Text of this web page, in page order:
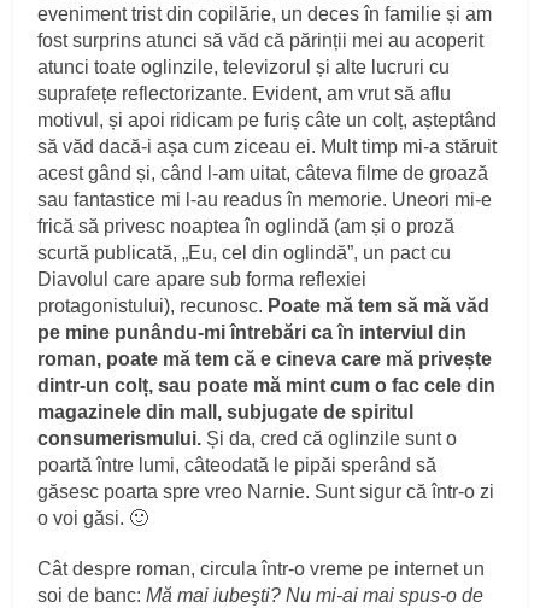
eveniment trist din copilărie, un deces în familie și am
fost surprins atunci să văd că părinții mei au acoperit
atunci toate oglinzile, televizorul și alte lucruri cu
suprafețe reflectorizante. Evident, am vrut să aflu
motivul, și apoi ridicam pe furiș câte un colț, așteptând
să văd dacă-i așa cum ziceau ei. Mult timp mi-a stăruit
acest gând și, când l-am uitat, câteva filme de groază
sau fantastice mi l-au readus în memorie. Uneori mi-e
frică să privesc noaptea în oglindă (am și o proză
scurtă publicată, „Eu, cel din oglindă”, un pact cu
Diavolul care apare sub forma reflexiei
protagonistului), recunosc. Poate mă tem să mă văd
pe mine punându-mi întrebări ca în interviul din
roman, poate mă tem că e cineva care mă privește
dintr-un colț, sau poate mă mint cum o fac cele din
magazinele din mall, subjugate de spiritul
consumerismului. Și da, cred că oglinzile sunt o
poartă între lumi, câteodată le pipăi sperând să
găsesc poarta spre vreo Narnie. Sunt sigur că într-o zi
o voi găsi. 🙂
Cât despre roman, circula într-o vreme pe internet un
soi de banc:Mă mai iubeşti? Nu mi-ai mai spus-o de